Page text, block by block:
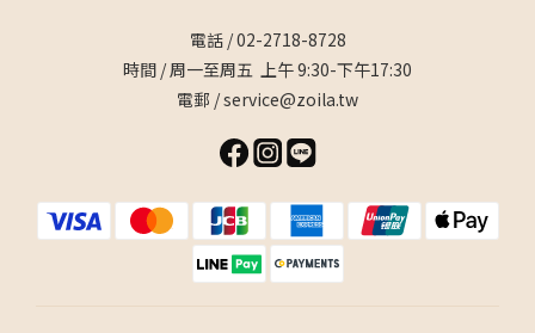
電話 / 02-2718-8728
時間 / 周一至周五 上午 9:30-下午17:30
電郵 / service@zoila.tw